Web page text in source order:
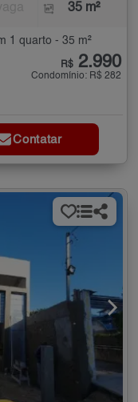
35 m²
1 quarto - 35 m²
R$ 2.990
Condomínio: R$ 282
Contatar